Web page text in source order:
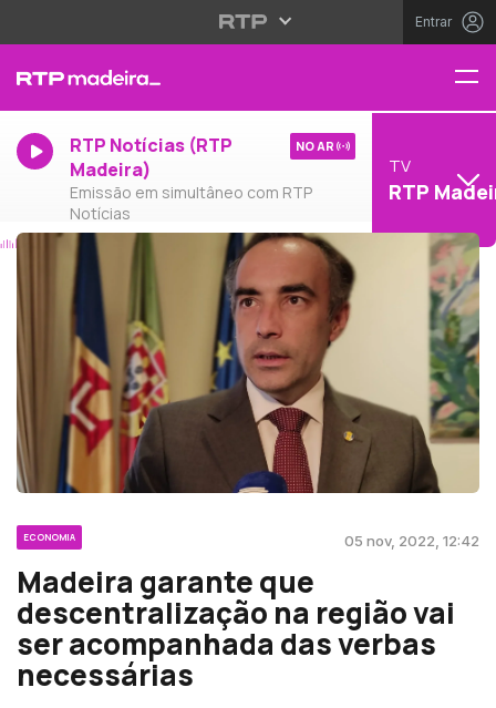
Entrar
RTP Notícias (RTP
Madeira)
Emissão em simultâneo com RTP
Notícias
NO AR
TV
RTP
ECONOMIA 05 nov, 2022, 12:42
Madeira garante que
descentralização na região vai
ser acompanhada das verbas
necessárias